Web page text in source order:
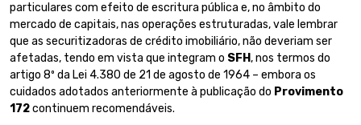
particulares com efeito de escritura pública e, no âmbito do
mercado de capitais, nas operações estruturadas, vale lembrar
que as securitizadoras de crédito imobiliário, não deveriam ser
afetadas, tendo em vista que integram o SFH, nos termos do
artigo 8º da Lei 4.380 de 21 de agosto de 1964 – embora os
cuidados adotados anteriormente à publicação do Provimento
172continuem recomendáveis.